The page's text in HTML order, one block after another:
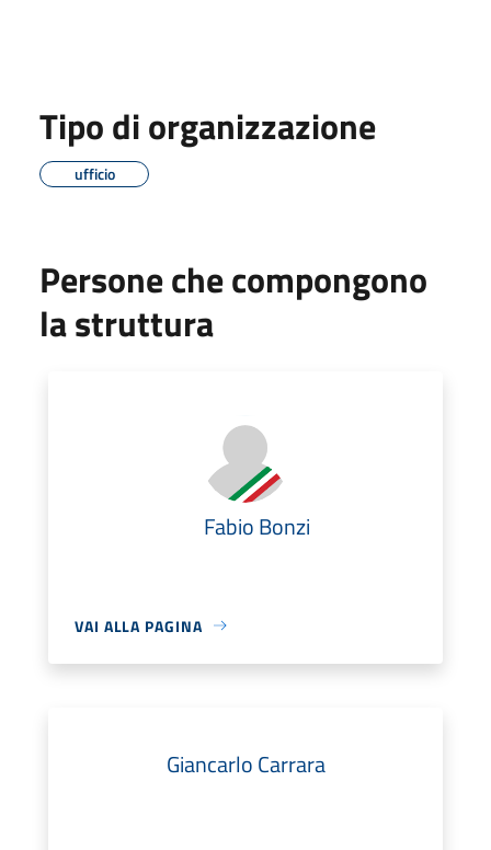
Tipo di organizzazione
ufficio
Persone che compongono
la struttura
Fabio Bonzi
VAI ALLA PAGINA
Giancarlo Carrara